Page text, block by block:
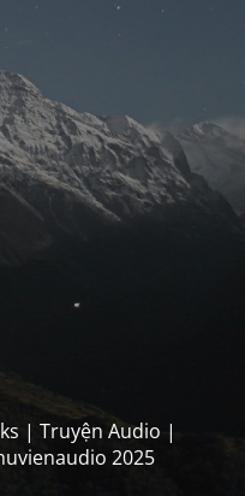
| Truyện Audio |
2025